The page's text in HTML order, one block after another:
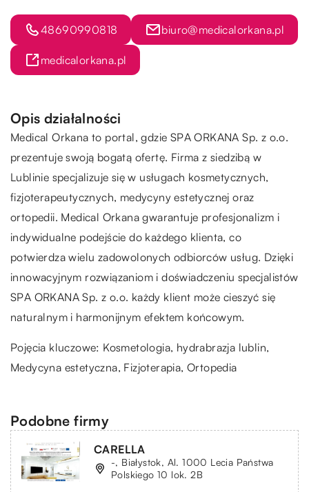
48690990818 biuro@medicalorkana.pl
medicalorkana.pl
Opis działalności
Medical Orkana to portal, gdzie SPA ORKANA Sp. z o.o.
prezentuje swoją bogatą ofertę. Firma z siedzibą w
Lublinie specjalizuje się w usługach kosmetycznych,
fizjoterapeutycznych, medycyny estetycznej oraz
ortopedii. Medical Orkana gwarantuje profesjonalizm i
indywidualne podejście do każdego klienta, co
potwierdza wielu zadowolonych odbiorców usług. Dzięki
innowacyjnym rozwiązaniom i doświadczeniu specjalistów
SPA ORKANA Sp. z o.o. każdy klient może cieszyć się
naturalnym i harmonijnym efektem końcowym.
Pojęcia kluczowe: Kosmetologia, hydrabrazja lublin,
Medycyna estetyczna, Fizjoterapia, Ortopedia
Podobne firmy
CARELLA
-, Białystok, Al. 1000 Lecia Państwa
Polskiego 10 lok. 2B